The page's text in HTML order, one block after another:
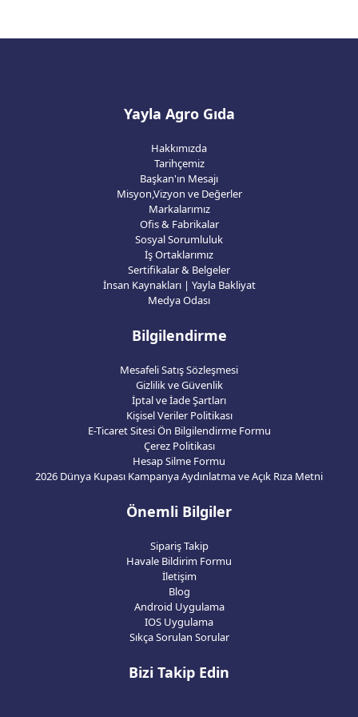
Yayla Agro Gıda
Hakkımızda
Tarihçemiz
Başkan'ın Mesajı
Misyon,Vizyon ve Değerler
Markalarımız
Ofis & Fabrikalar
Sosyal Sorumluluk
İş Ortaklarımız
Sertifikalar & Belgeler
İnsan Kaynakları | Yayla Bakliyat
Medya Odası
Bilgilendirme
Mesafeli Satış Sözleşmesi
Gizlilik ve Güvenlik
İptal ve İade Şartları
Kişisel Veriler Politikası
E-Ticaret Sitesi Ön Bilgilendirme Formu
Çerez Politikası
Hesap Silme Formu
2026 Dünya Kupası Kampanya Aydınlatma ve Açık Rıza Metni
Önemli Bilgiler
Sipariş Takip
Havale Bildirim Formu
İletişim
Blog
Android Uygulama
IOS Uygulama
Sıkça Sorulan Sorular
Bizi Takip Edin